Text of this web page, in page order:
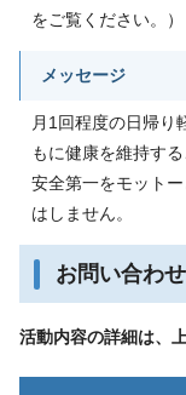
をご覧ください。）
メッセージ
月1回程度の日帰り
もに健康を維持す
安全第一をモット
はしません。
お問い合わせ
活動内容の詳細は、